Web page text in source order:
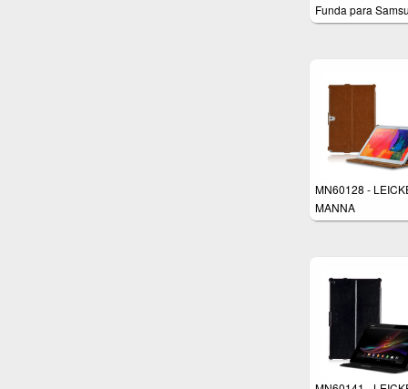
Funda para
Galaxy Note 10.1
elástica de mano -
EasyStand y
CleverStrap -
MN60128 -
MANNA